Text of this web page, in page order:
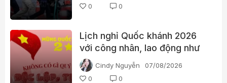
0
0
Lịch nghỉ Quốc khánh 2026
với công nhân, lao động như
thế nào?Cindy Nguyễn
07/08/2026
0
0